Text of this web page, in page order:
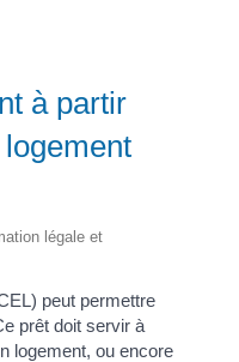
à partir
légale et
peut permettre
prêt doit servir à
logement, ou encore